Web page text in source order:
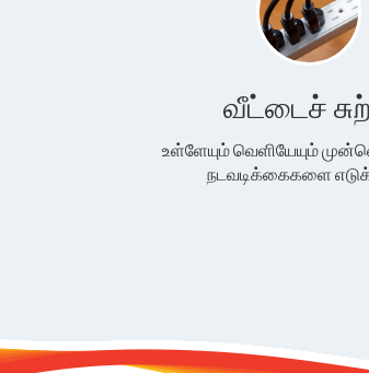
வீட்டைச்
உள்ளேயும் வெளியேயும்
நடவடிக்கைகளை